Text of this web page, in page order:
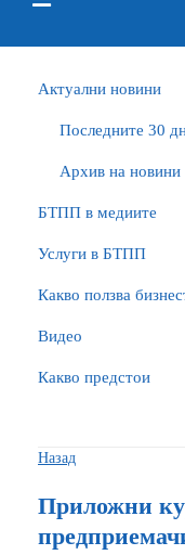
Актуални новини
Последните 30
Архив на новини
БTПП в медиите
Услуги в БТПП
Какво ползва
Видео
Какво предстои
Назад
Приложни